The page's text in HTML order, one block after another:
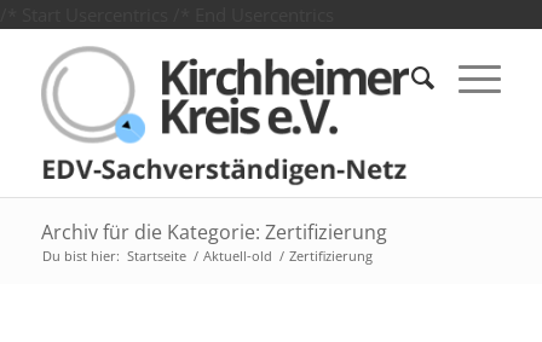
Archiv für die Kategorie: Zertifizierung
Du bist hier: Startseite / Aktuell-old / Zertifizierung